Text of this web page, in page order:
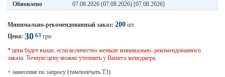
Обновлено 07.08.2026 (07.08.2026) [07.08.2026]
Минимально-рекомендованный заказ: 200 шт
Цена: 30 63 грн
* цена будет выше, если количество меньше минимально- рекомендованного
заказа. Точную цену можно уточнить у Вашего менеджера.
+ нанесение по запросу (тампопечать T3)